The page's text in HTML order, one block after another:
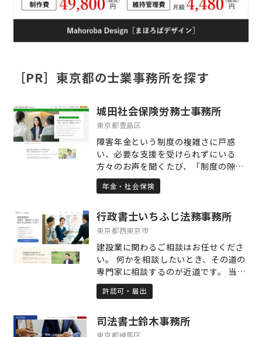
［PR］東京都の士業事務所を探す
城田社会保険労務士事務所
東京都豊島区
障害年金という制度の複雑さに戸惑
い、必要な支援を受けられずにいる
方々のお声を聞くたび、「制度の隙間
に取り残される人をひとりにしない」
という想いを新たにしています。障害
の制度が絡む専門的な手続きであり、
書類やルールに正確に向き合いつつ、
す。だからこそ私は、単に形式に則っ
た申請支援にとどまらず、ご相談者お
一人おひとりの歩まれてきた道のりと
現在の生活に真正面から耳を傾け、そ
の想いや状況を制度にしっかりと反映
させる申請づくりを心がけています。
手続きを進める中で「どうして申請し
年金・社会保険
行政書士いちふじ法務事務所
東京都西東京市
建設業に関わるご相談はお任せくださ
い。 何かを相談したいとき、その道の
専門家に相談するのが近道です。 当事
務所は建設業に特化した業務をしてい
ます。さらに建設業界で多くの経験を
確実に取得いたします。 建設業の専門
的知識があり、業界の慣習を知り、建
許認可・届出
司法書士鈴木事務所